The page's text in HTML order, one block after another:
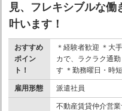
見、フレキシブルな働
叶います！
おすすめ
ポイン
ト！
＊経験者歓迎 ＊大
カで、ラクラク通
す ＊勤務曜日・時
雇用形態 派遣社員
不動産賃貸仲介営